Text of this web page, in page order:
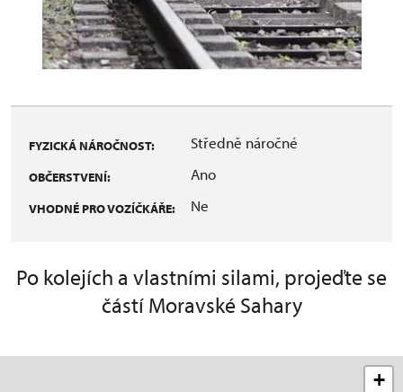
FYZICKÁ NÁROČNOST: Středně náročné
OBČERSTVENÍ: Ano
VHODNÉ PRO VOZÍČKÁŘE: Ne
Po kolejích a vlastními silami, projeďte se
částí Moravské Sahary
+